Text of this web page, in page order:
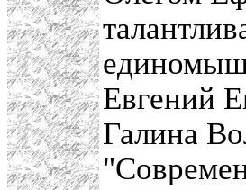
Евгений
Галина